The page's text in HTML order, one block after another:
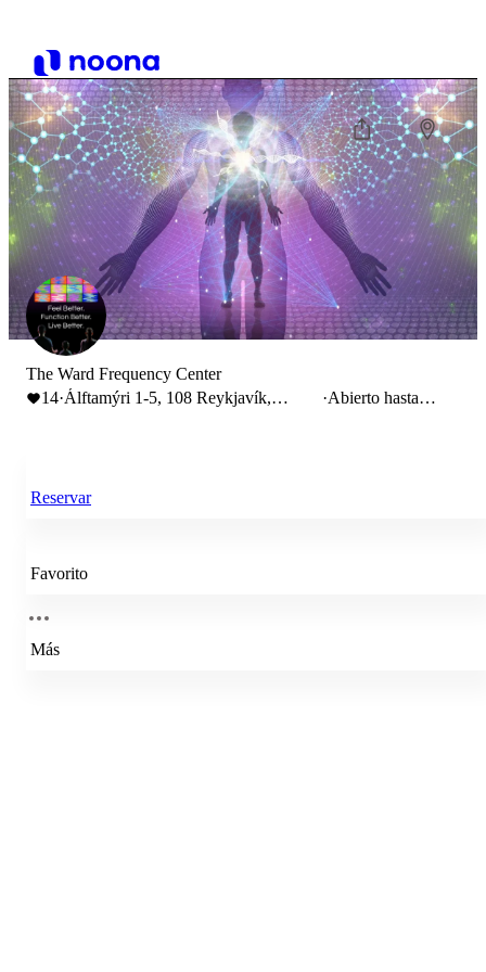
The Ward Frequency Center
14·Álftamýri 1-5, 108 Reykjavík,
·Abierto hasta
Reservar
Favorito
Más